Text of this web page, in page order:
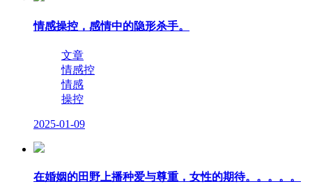
情感操控，感情中的隐形杀手。
文章
情感控
情感
操控
2025-01-09
在婚姻的田野上播种爱与尊重，女性的期待。。。。。